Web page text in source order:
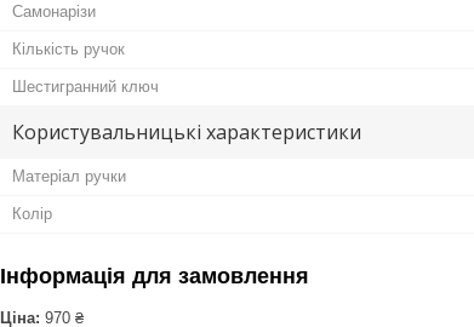
Самонарізи
Кількість ручок
Шестигранний ключ
Користувальницькі характеристики
Матеріал ручки
Колір
Інформація для замовлення
Ціна: 970 ₴